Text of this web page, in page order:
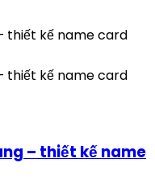
– thiết kế name